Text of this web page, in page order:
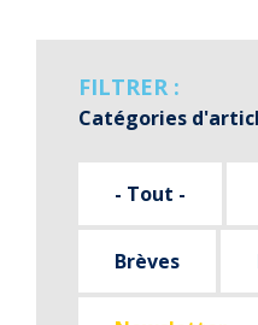
FILTRER :
Catégories
- Tout -
Brèves